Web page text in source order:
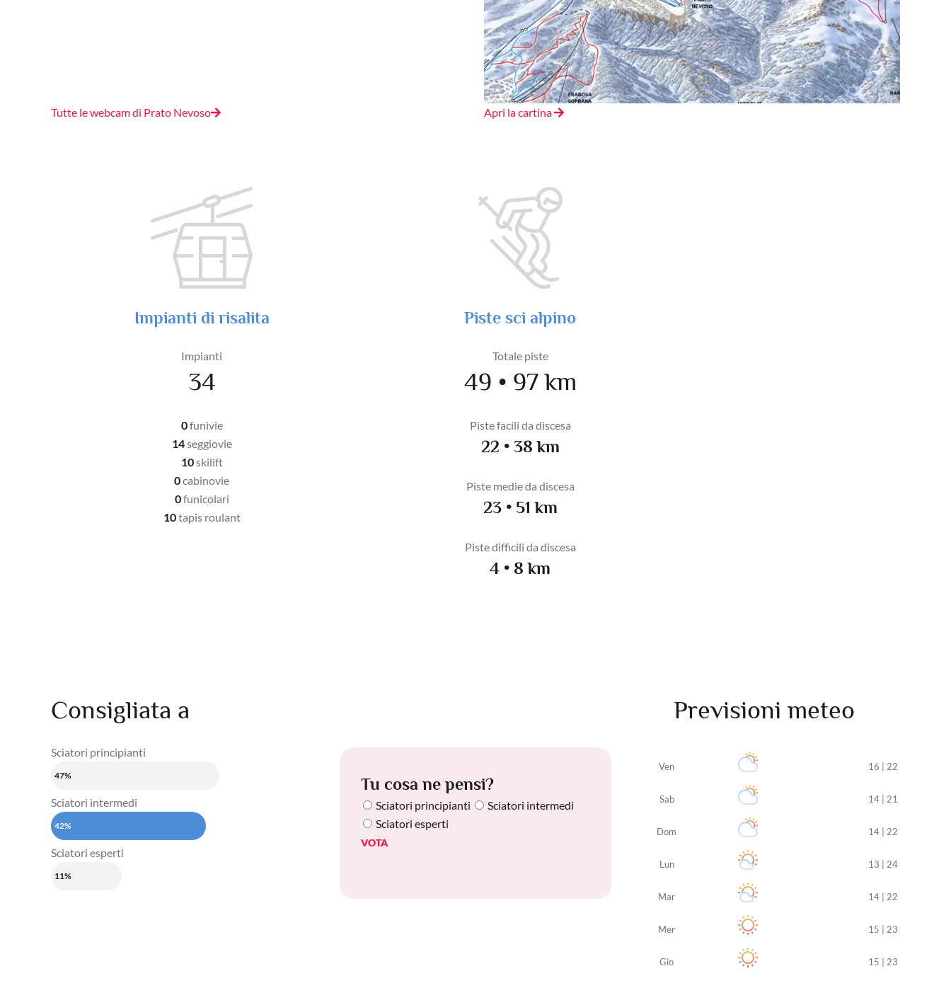
Tutte le webcam di Prato Nevoso Apri la cartina
Impianti di risalita
Impianti
34
0funivie
14seggiovie
10skilift
0cabinovie
0funicolari
10tapis roulant
Piste sci alpino
Totale piste
49 • 97 km
Piste facili da discesa
22 • 38 km
Piste medie da discesa
23 • 51 km
Piste difficili da discesa
4 • 8 km
Consigliata a
Sciatori principianti
47%
Sciatori intermedi
42%
Sciatori esperti
11%
Tu cosa ne pensi?
Sciatori principianti
Sciatori intermedi
Sciatori esperti
VOTA
Previsioni meteo
Ven 16 | 22
Sab 14 | 21
Dom 14 | 22
Lun 13 | 24
Mar 14 | 22
Mer 15 | 23
Gio 15 | 23